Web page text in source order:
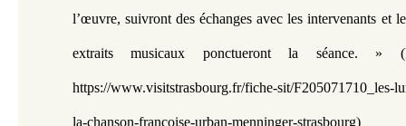
l’œuvre, suivront des échanges avec les intervenants et
extraits musicaux ponctueront la séance.
https://www.visitstrasbourg.fr/fiche-sit/F205071710_les-
la-chanson-francoise-urban-menninger-strasbourg)